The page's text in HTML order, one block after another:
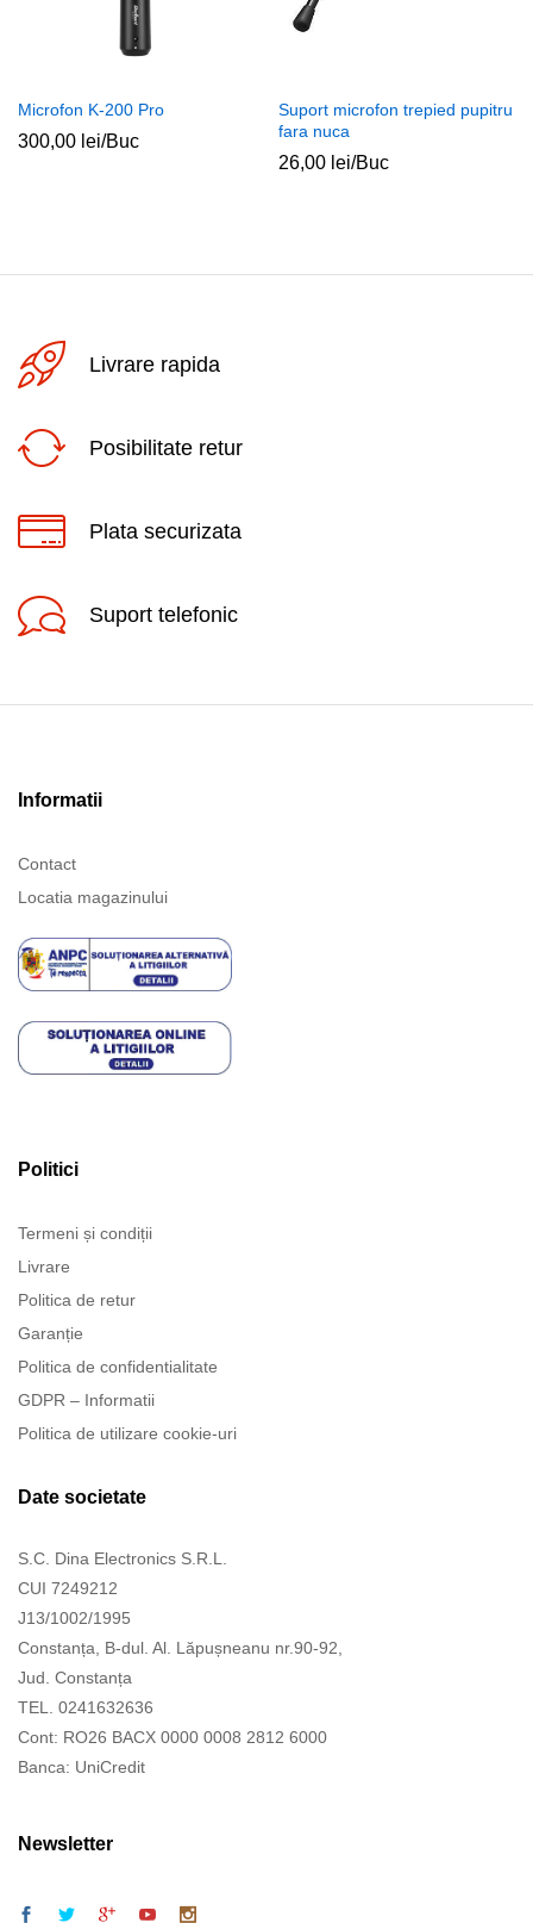
Microfon K-200 Pro
300,00 lei/Buc
Suport microfon trepied pupitru
fara nuca
26,00 lei/Buc
Livrare rapida
Posibilitate retur
Plata securizata
Suport telefonic
Informatii
Contact
Locatia magazinului
Politici
Termeni și condiții
Livrare
Politica de retur
Garanție
Politica de confidentialitate
GDPR – Informatii
Politica de utilizare cookie-uri
Date societate
S.C. Dina Electronics S.R.L.
CUI 7249212
J13/1002/1995
Constanța, B-dul. Al. Lăpușneanu nr.90-92,
Jud. Constanța
TEL. 0241632636
Cont: RO26 BACX 0000 0008 2812 6000
Banca: UniCredit
Newsletter